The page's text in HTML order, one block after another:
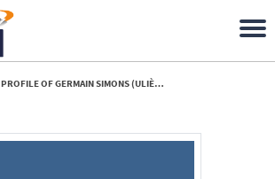
PROFILE OF GERMAIN SIMONS (ULIÈGE)